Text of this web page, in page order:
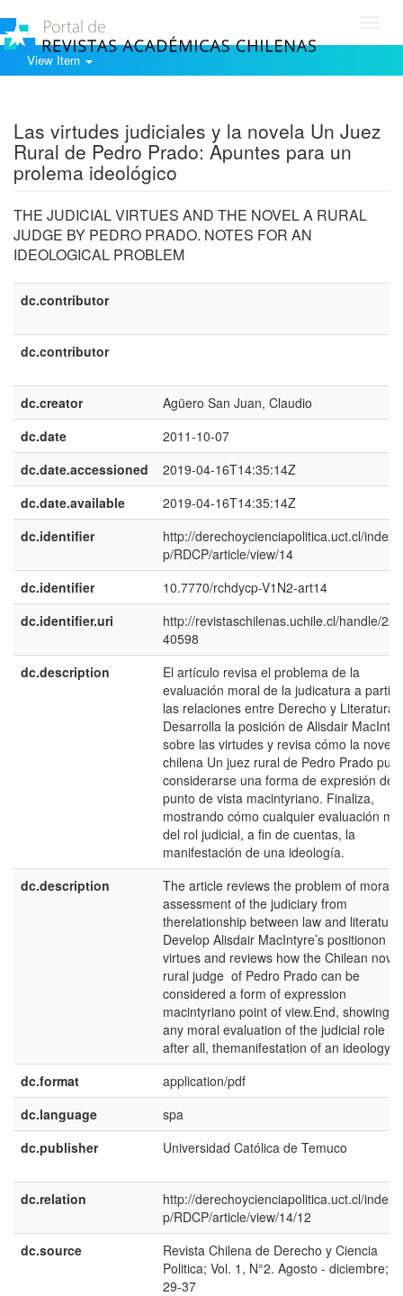
View Item
Las virtudes judiciales y la novela Un Juez
Rural de Pedro Prado: Apuntes para un
prolema ideológico
THE JUDICIAL VIRTUES AND THE NOVEL A RURAL
JUDGE BY PEDRO PRADO. NOTES FOR AN
IDEOLOGICAL PROBLEM
dc.contributor
dc.contributor
dc.creator
Agüero San Juan, Claudio
dc.date
2011-10-07
dc.date.accessioned
2019-04-16T14:35:14Z
dc.date.available
2019-04-16T14:35:14Z
dc.identifier
http://derechoycienciapolitica.uct.cl/
p/RDCP/article/view/14
dc.identifier
10.7770/rchdycp-V1N2-art14
dc.identifier.uri
http://revistaschilenas.uchile.cl/handle/
40598
dc.description
El artículo revisa el problema de la
evaluación moral de la judicatura a partir
las relaciones entre Derecho y Literatura.
Desarrolla la posición de Alisdair
sobre las virtudes y revisa cómo la novela
chilena Un juez rural de Pedro Prado
considerarse una forma de expresión del
punto de vista macintyriano. Finaliza,
mostrando cómo cualquier evaluación
del rol judicial, a fin de cuentas, la
manifestación de una ideología.
dc.description
The article reviews the problem of moral
assessment of the judiciary from
therelationship between law and literature.
Develop Alisdair MacIntyre’s positionon
virtues and reviews how the Chilean
rural judge of Pedro Prado can be
considered a form of expression
macintyriano point of view.End, showing
any moral evaluation of the judicial role is,
after all, themanifestation of an ideology.
dc.format
application/pdf
dc.language
spa
dc.publisher
Universidad Católica de Temuco
dc.relation
http://derechoycienciapolitica.uct.cl/
p/RDCP/article/view/14/12
dc.source
Revista Chilena de Derecho y Ciencia
Politica; Vol. 1, N°2. Agosto - diciembre;
29-37